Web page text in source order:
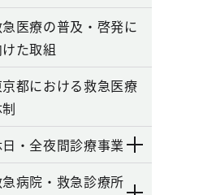
医療の普及・啓発に
た取組
京都における救急医療
・全夜間診療事業
病院・救急診療所